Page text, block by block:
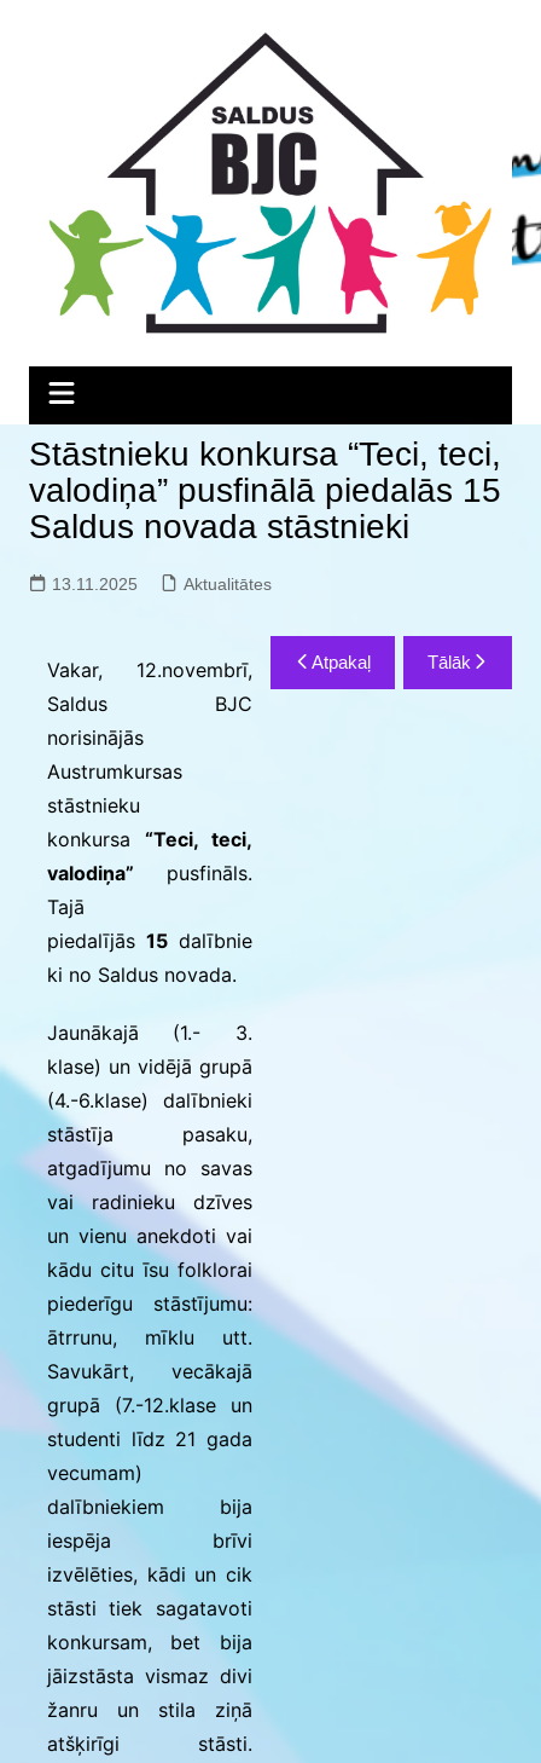
Stāstnieku konkursa “Teci, teci,
valodiņa” pusfinālā piedalās 15
Saldus novada stāstnieki
13.11.2025 Aktualitātes
Vakar, 12.novembrī,
Saldus BJC
norisinājās
Austrumkursas
stāstnieku
konkursa “Teci, teci,
valodiņa” pusfināls.
Tajā
piedalījās 15dalībnie
ki no Saldus novada.
Jaunākajā (1.- 3.
klase) un vidējā grupā
(4.-6.klase) dalībnieki
stāstīja pasaku,
atgadījumu no savas
vai radinieku dzīves
un vienu anekdoti vai
kādu citu īsu folklorai
piederīgu stāstījumu:
ātrrunu, mīklu utt.
Savukārt, vecākajā
grupā (7.-12.klase un
studenti līdz 21 gada
vecumam)
dalībniekiem bija
iespēja brīvi
izvēlēties, kādi un cik
stāsti tiek sagatavoti
konkursam, bet bija
jāizstāsta vismaz divi
žanru un stila ziņā
atšķirīgi stāsti.
izvēlne
Atpakaļ Tālāk